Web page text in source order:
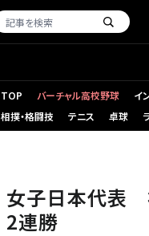
TOP バーチャル高校野球 イ
相撲・格闘技
テニス 卓球
女子日本代表
2連勝